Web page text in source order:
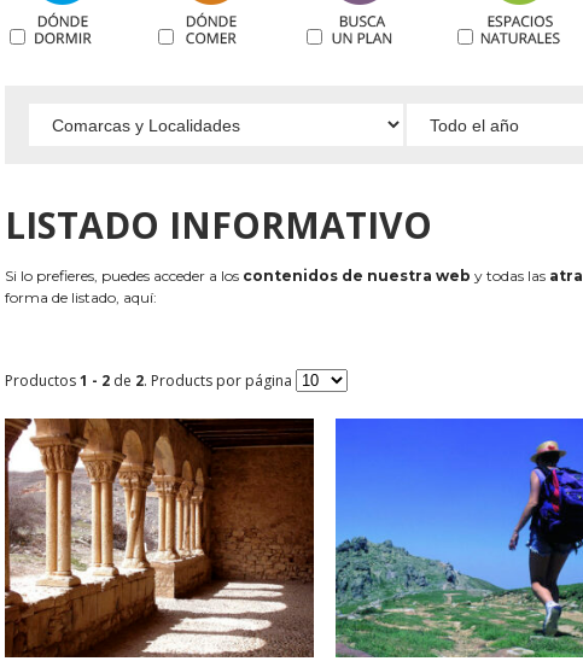
LISTADO INFORMATIVO
Si lo prefieres, puedes acceder a los contenidos de nuestra web y todas las
forma de listado, aquí:
Productos1 - 2 de 2. Products por página